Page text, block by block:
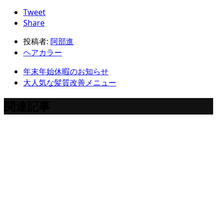
Tweet
Share
投稿者: 阿部進
ヘアカラー
年末年始休暇のお知らせ
大人気な髪質改善メニュー